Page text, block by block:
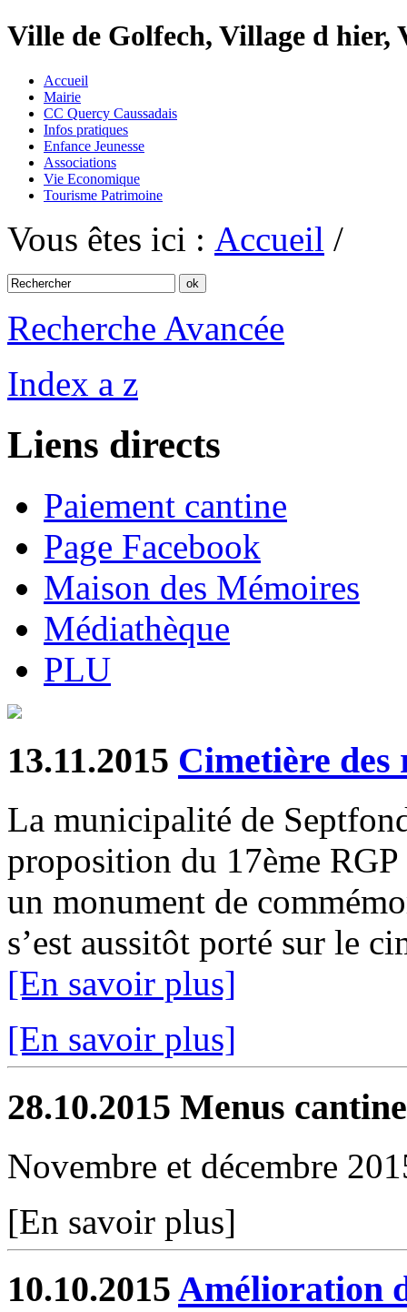
Ville de Golfech, Village d
Accueil
Mairie
CC Quercy Caussadais
Infos pratiques
Enfance Jeunesse
Associations
Vie Economique
Tourisme Patrimoine
Vous êtes ici : Accueil /
Recherche Avancée
Index a z
Liens directs
Paiement cantine
Page Facebook
Maison des Mémoires
Médiathèque
PLU
13.11.2015 Cimetière des
La municipalité de
proposition du 17ème
un monument de
s’est aussitôt porté sur le
[En savoir plus]
[En savoir plus]
28.10.2015 Menus cantine
Novembre et décembre
[En savoir plus]
10.10.2015 Amélioration